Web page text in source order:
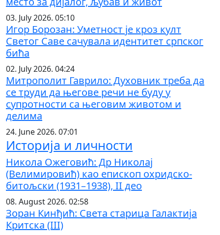
03. July 2026. 05:10
Игор Борозан: Уметност је кроз култ
Светог Саве сачувала идентитет српског
бића
02. July 2026. 04:24
Митрополит Гаврило: Духовник треба да
се труди да његове речи не буду у
супротности са његовим животом и
делима
24. June 2026. 07:01
Историја и личности
Никола Ожеговић: Др Николај
(Велимировић) као епископ охридско-
битољски (1931–1938), II део
08. August 2026. 02:58
Зоран Кинђић: Света старица Галактија
Критска (III)